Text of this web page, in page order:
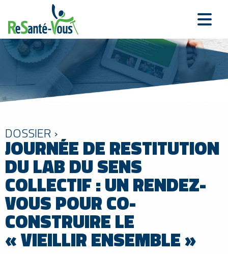
DOSSIER ›
JOURNÉE DE RESTITUTION
DU LAB DU SENS
COLLECTIF : UN RENDEZ-
VOUS POUR CO-
CONSTRUIRE LE
« VIEILLIR ENSEMBLE »